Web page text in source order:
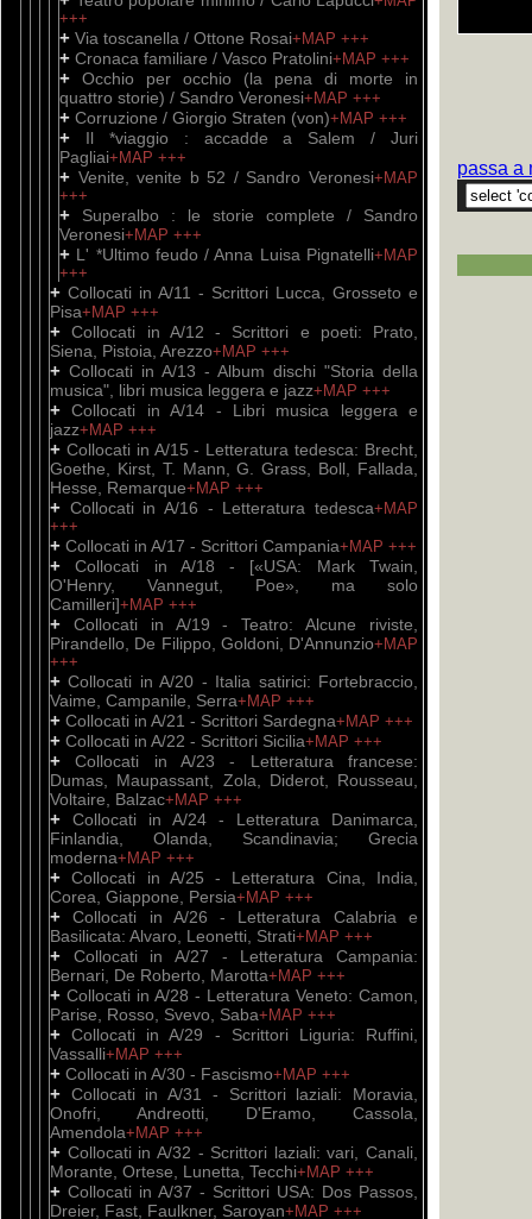
+++
+ Via toscanella / Ottone Rosai+MAP +++
+ Cronaca familiare / Vasco Pratolini+MAP +++
+ Occhio per occhio (la pena di morte in
quattro storie) / Sandro Veronesi+MAP +++
+ Corruzione / Giorgio Straten (von)+MAP +++
+
Il *viaggio : accadde a Salem / Juri
Pagliai+MAP +++
+ Venite, venite b 52 / Sandro Veronesi+MAP
+++
+ Superalbo : le storie complete / Sandro
Veronesi+MAP +++
+ L' *Ultimo feudo / Anna Luisa Pignatelli+MAP
+++
+ Collocati in A/11 - Scrittori Lucca, Grosseto e
Pisa+MAP +++
+Collocati in A/12 - Scrittori e poeti: Prato,
Siena, Pistoia, Arezzo+MAP +++
+ Collocati in A/13 - Album dischi "Storia della
musica", libri musica leggera e jazz+MAP +++
+Collocati in A/14 - Libri musica leggera e
jazz+MAP +++
+ Collocati in A/15 - Letteratura tedesca: Brecht,
Goethe, Kirst, T. Mann, G. Grass, Boll, Fallada,
Hesse, Remarque+MAP +++
+ Collocati in A/16 - Letteratura tedesca+MAP
+++
+ Collocati in A/17 - Scrittori Campania+MAP +++
+Collocati in A/18 - [«USA: Mark Twain,
O'Henry, Vannegut, Poe», ma solo
Camilleri]+MAP +++
+ Collocati in A/19 - Teatro: Alcune riviste,
Pirandello, De Filippo, Goldoni, D'Annunzio+MAP
+++
+Collocati in A/20 - Italia satirici: Fortebraccio,
Vaime, Campanile, Serra+MAP +++
+ Collocati in A/21 - Scrittori Sardegna+MAP +++
+ Collocati in A/22 - Scrittori Sicilia+MAP +++
+Collocati in A/23 - Letteratura francese:
Dumas, Maupassant, Zola, Diderot, Rousseau,
Voltaire, Balzac+MAP +++
+ Collocati in A/24 - Letteratura Danimarca,
Finlandia, Olanda, Scandinavia; Grecia
moderna+MAP +++
+Collocati in A/25 - Letteratura Cina, India,
Corea, Giappone, Persia+MAP +++
+Collocati in A/26 - Letteratura Calabria e
Basilicata: Alvaro, Leonetti, Strati+MAP +++
+ Collocati in A/27 - Letteratura Campania:
Bernari, De Roberto, Marotta+MAP +++
+ Collocati in A/28 - Letteratura Veneto: Camon,
Parise, Rosso, Svevo, Saba+MAP +++
+Collocati in A/29 - Scrittori Liguria: Ruffini,
Vassalli+MAP +++
+ Collocati in A/30 - Fascismo+MAP +++
+ Collocati in A/31 - Scrittori laziali: Moravia,
Onofri, Andreotti, D'Eramo, Cassola,
Amendola+MAP +++
+ Collocati in A/32 - Scrittori laziali: vari, Canali,
Morante, Ortese, Lunetta, Tecchi+MAP +++
+ Collocati in A/37 - Scrittori USA: Dos Passos,
Dreier, Fast, Faulkner, Saroyan+MAP +++
passa a